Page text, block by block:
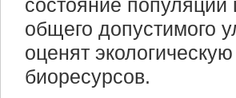
состояние
общего допустимого
оценят
биоресурсов.